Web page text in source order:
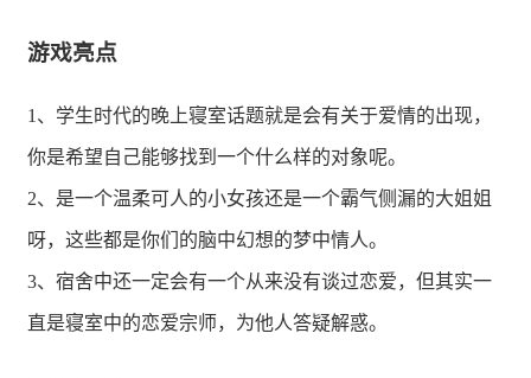
游戏亮点
1、学生时代的晚上寝室话题就是会有关于爱情的出现，
你是希望自己能够找到一个什么样的对象呢。
2、是一个温柔可人的小女孩还是一个霸气侧漏的大姐姐
呀，这些都是你们的脑中幻想的梦中情人。
3、宿舍中还一定会有一个从来没有谈过恋爱，但其实一
直是寝室中的恋爱宗师，为他人答疑解惑。